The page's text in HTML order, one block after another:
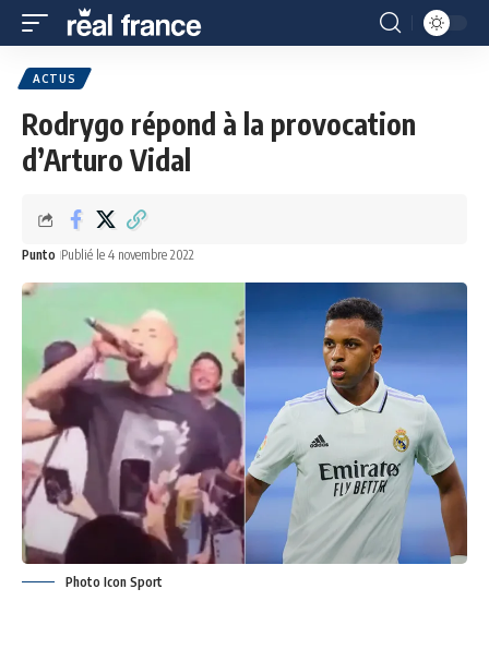
ACTUS
Rodrygo répond à la provocation
d’Arturo Vidal
Punto Publié le 4 novembre 2022
Photo Icon Sport